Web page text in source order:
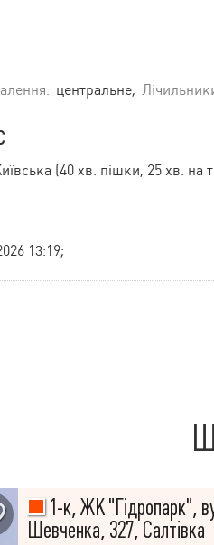
центральне;
(40 хв. пішки, 25 хв. на
13:19;
1-к, ЖК "Гідропарк",
Шевченка, 327, Салтівка